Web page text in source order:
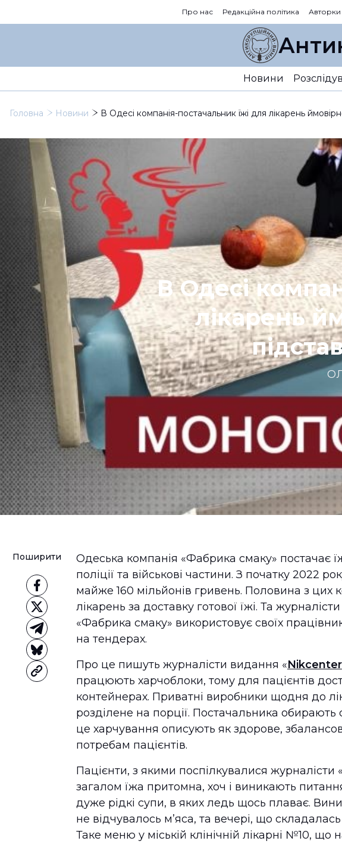
Про нас Редакційна політика Авторки
Новини
Головна Новини В Одесі компанія-постачальник їжі для лікарень
В Одесі
лікарень
Поширити
Одеська компанія «Фабрика смаку» постачає
поліції та військові частини. З початку 2022
майже 160 мільйонів гривень. Половина з цих
лікарень за доставку готової їжі. Та
«Фабрика смаку» використовує своїх
на тендерах.
Про це пишуть журналісти видання «Nikcenter
працюють харчоблоки, тому для пацієнтів
контейнерах. Приватні виробники щодня до
розділене на порції. Постачальника обирають
це харчування описують як здорове,
потребам пацієнтів.
Пацієнти, з якими поспілкувалися журналісти
загалом їжа притомна, хоч і виникають
дуже рідкі супи, в яких ледь щось плаває.
не відчувалось м’яса, та вечері, що
Таке меню у міській клінічній лікарні №10,